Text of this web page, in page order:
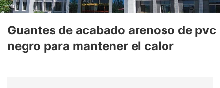
Guantes de acabado arenoso de pvc
negro para mantener el calor